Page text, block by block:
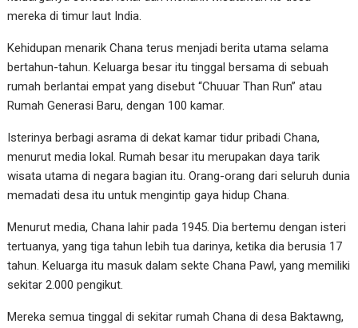
mereka di timur laut India.
Kehidupan menarik Chana terus menjadi berita utama selama
bertahun-tahun. Keluarga besar itu tinggal bersama di sebuah
rumah berlantai empat yang disebut “Chuuar Than Run” atau
Rumah Generasi Baru, dengan 100 kamar.
Isterinya berbagi asrama di dekat kamar tidur pribadi Chana,
menurut media lokal. Rumah besar itu merupakan daya tarik
wisata utama di negara bagian itu. Orang-orang dari seluruh dunia
memadati desa itu untuk mengintip gaya hidup Chana.
Menurut media, Chana lahir pada 1945. Dia bertemu dengan isteri
tertuanya, yang tiga tahun lebih tua darinya, ketika dia berusia 17
tahun. Keluarga itu masuk dalam sekte Chana Pawl, yang memiliki
sekitar 2.000 pengikut.
Mereka semua tinggal di sekitar rumah Chana di desa Baktawng,